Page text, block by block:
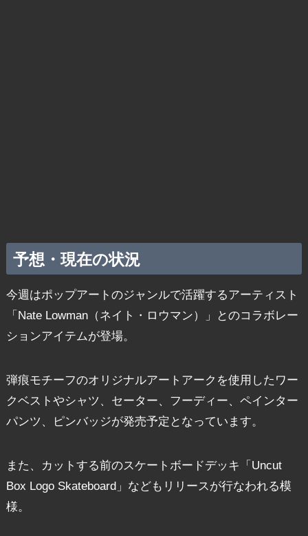
予想・現在の状況
今週はポップアートのジャンルで活躍するアーティスト
「Nate Lowman（ネイト・ロウマン）」とのコラボレー
ションアイテムが登場。
弾痕モチーフのオリジナルアートアークを使用したワー
クベストやシャツ、セーター、フーディー、ペインター
パンツ、ピンバッジが発売予定となっています。
また、カットする前のスケートボードデッキ「Uncut
Box Logo Skateboard」などもリリースが行なわれる模
様。